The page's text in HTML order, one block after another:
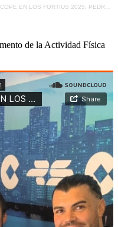
PEDRO GONZÁLEZ Y CONCHI MARTÍNEZ, ENTRENADOR DEL AÑO Y EVENTO DEL AÑO
de la Actividad Física